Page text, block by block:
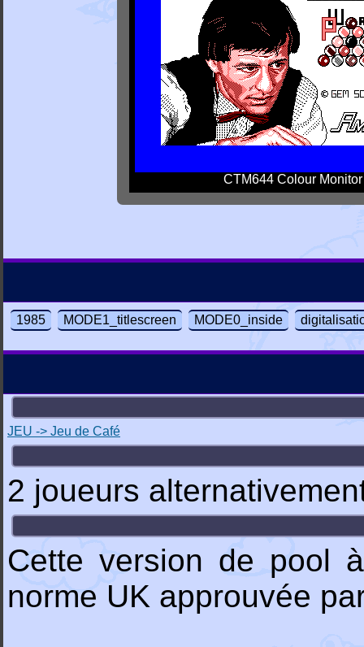
CTM644 Colour Monitor
1985 MODE1_titlescreen MODE0_inside
JEU -> Jeu de Café
2 joueurs
Cette version de pool
norme UK approuvée